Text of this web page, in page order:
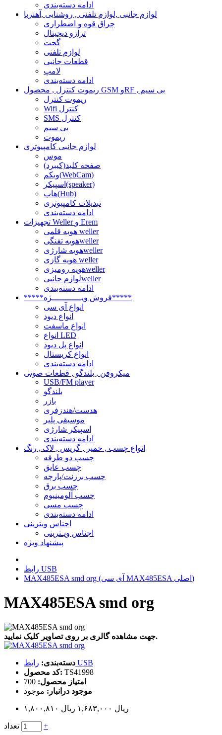
ادامه دسته‌بندی
لوازم جانبی ,لوازم تلفنی , روشنایی ,آهنربا
چراق قوه و اضطراری
ترازو دیجیتال
گجت
لوازم تلفنی
قطعات جانبی
لامپ
ادامه دسته‌بندی
ریموت کنترل , محصول GSM وRF , بی سیم
ریموت کنترل
Wifi کنترل
SMS کنترل
بی سیم
ریموت
لوازم جانبی کامپیوتری
موس
صفحه کلید(کیبرد)
وبکم(WebCam)
اسپیکر(speaker)
هاب(Hub)
تبدیلات کامپیوتری
ادامه دسته‌بندی
تجهیزات Weller و Erem
هویه قلمی weller
هویه تفنگیweller
هویه شارژیweller
هویه گازی weller
هویه رومیزیweller
لوازم جانبیweller
ادامه دسته‌بندی
*****فروش ویــــــــــــژه*****
انواع آی سی
انواع دیود
انواع ماسفت
انواع LED
انواع پل دیود
انواع کریستال
ادامه دسته‌بندی
میکروفن , بلندگو , قطعات صوتی
USB/FM player
بلندگو
بازر
هدست/هندزفری
موسیقی پلیر
اسپیکر شارژی
ادامه دسته‌بندی
انواع چسب , خمیر , گریس , لاک , رنگ
چسب دو طرفه
چسب عایق
چسب برزنت/پارچه
چسب برق
چسب آلومینیوم
چسب مسی
ادامه دسته‌بندی
اجناس ویترینی
اجناس ویـترینی
پیشنهاد ویژه
رابط USB
MAX485ESA smd org (آی سی MAX485ESA اصلی)
MAX485ESA smd org
جهت مشاهده گالری بر روی تصاویر کلیک نمایید.
دسته‌بندی: رابط USB
کد محصول: TS41998
امتیاز محصول: 700
موجود درانبار: موجود
۱,۸۰۰,۸۱۰ ریال ۱,۶۸۳,۰۰۰ ریال
تعداد
+